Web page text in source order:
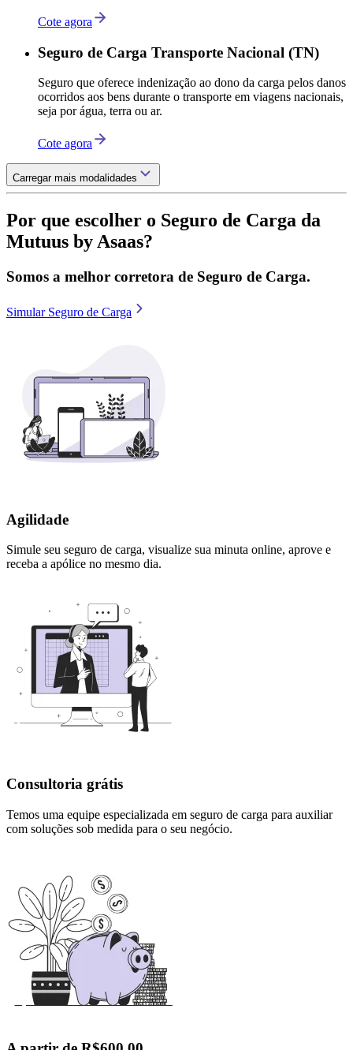
Cote agora
Seguro de Carga Transporte Nacional (TN)
Seguro que oferece indenização ao dono da carga pelos danos
ocorridos aos bens durante o transporte em viagens nacionais,
seja por água, terra ou ar.
Cote agora
Carregar mais modalidades
Por que escolher o Seguro de Carga da
Mutuus by Asaas?
Somos a melhor corretora de Seguro de Carga.
Simular Seguro de Carga
Agilidade
Simule seu seguro de carga, visualize sua minuta online, aprove e
receba a apólice no mesmo dia.
Consultoria grátis
Temos uma equipe especializada em seguro de carga para auxiliar
com soluções sob medida para o seu negócio.